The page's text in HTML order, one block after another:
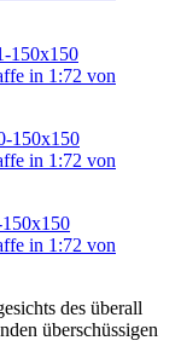
des überall
überschüssigen